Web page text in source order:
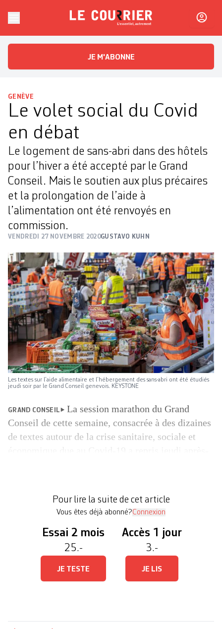
Le CourrierL'essentiel, autrement
JE M'ABONNE
GENÈVE
Le volet social du Covid
en débat
Le logement de sans-abri dans des hôtels
pour l’hiver a été accepté par le Grand
Conseil. Mais le soutien aux plus précaires
et la prolongation de l’aide à
l’alimentation ont été renvoyés en
commission.
VENDREDI 27 NOVEMBRE 2020GUSTAVO KUHN
Les textes sur l’aide alimentaire et l’hébergement des sans-abri ont été étudiés
jeudi soir par le Grand Conseil genevois. KEYSTONE
GRAND CONSEIL
La session marathon du Grand
Conseil de cette semaine, consacrée à des dizaines
de textes autour de la crise sanitaire, sociale et
rigueur», dont l’étude a […]
Pour lire la suite de cet article
Vous êtes déjà abonné?Connexion
Essai 2 mois
25.-
JE TESTE
Accès 1 jour
3.-
JE LIS